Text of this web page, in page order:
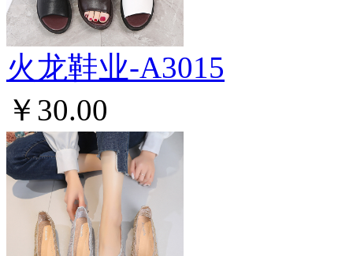
火龙鞋业-A3015
￥30.00